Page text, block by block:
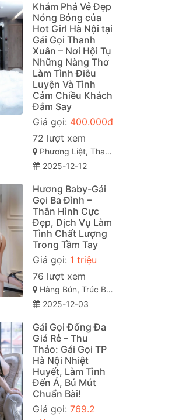
Khám Phá Vẻ Đẹp
Nóng Bỏng của
Hot Girl Hà Nội tại
Gái Gọi Thanh
Xuân – Nơi Hội Tụ
Những Nàng Thơ
Làm Tình Điêu
Luyện Và Tình
Cảm Chiều Khách
Đắm Say
Giá gọi: 400.000đ
72 lượt xem
Phương Liệt, Thanh Xuân, Hà Nội
2025-12-12
Hương Baby-Gái
Gọi Ba Đình –
Thân Hình Cực
Đẹp, Dịch Vụ Làm
Tình Chất Lượng
Trong Tầm Tay
Giá gọi: 1 triệu
76 lượt xem
Hàng Bún, Trúc Bạch, Ba Đình, Hà Nội
2025-12-03
Gái Gọi Đống Đa
Giá Rẻ – Thu
Thảo: Gái Gọi TP
Hà Nội Nhiệt
Huyết, Làm Tình
Đến Á, Bú Mút
Chuẩn Bài!
Giá gọi: 769.2